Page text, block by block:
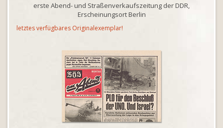
erste Abend- und Straßenverkaufszeitung der DDR,
Erscheinungsort Berlin
letztes verfügbares Originalexemplar!